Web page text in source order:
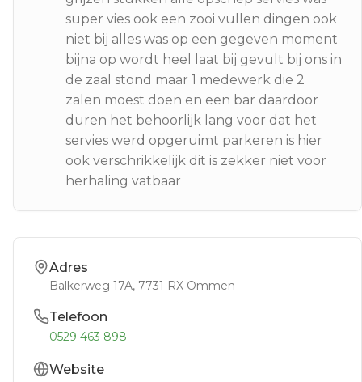
super vies ook een zooi vullen dingen ook
niet bij alles was op een gegeven moment
bijna op wordt heel laat bij gevult bij ons in
de zaal stond maar 1 medewerk die 2
zalen moest doen en een bar daardoor
duren het behoorlijk lang voor dat het
servies werd opgeruimt parkeren is hier
ook verschrikkelijk dit is zekker niet voor
herhaling vatbaar
Adres
Balkerweg 17A, 7731 RX Ommen
Telefoon
0529 463 898
Website